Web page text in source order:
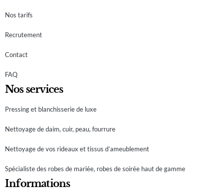
Nos tarifs
Recrutement
Contact
FAQ
Nos services
Pressing et blanchisserie de luxe
Nettoyage de daim, cuir, peau, fourrure
Nettoyage de vos rideaux et tissus d’ameublement
Spécialiste des robes de mariée, robes de soirée haut de gamme
Informations